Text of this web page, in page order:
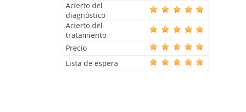
Acierto del
diagnóstico
Acierto del
tratamiento
Precio
Lista de espera